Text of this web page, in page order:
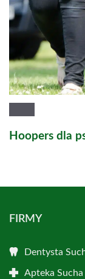
Hoopers dla
FIRMY
Dentysta
Apteka Sucha